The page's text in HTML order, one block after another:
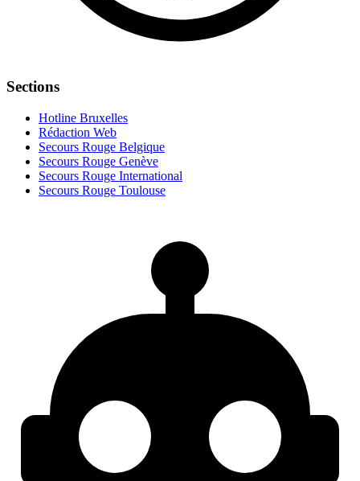
Sections
Hotline Bruxelles
Rédaction Web
Secours Rouge Belgique
Secours Rouge Genève
Secours Rouge International
Secours Rouge Toulouse